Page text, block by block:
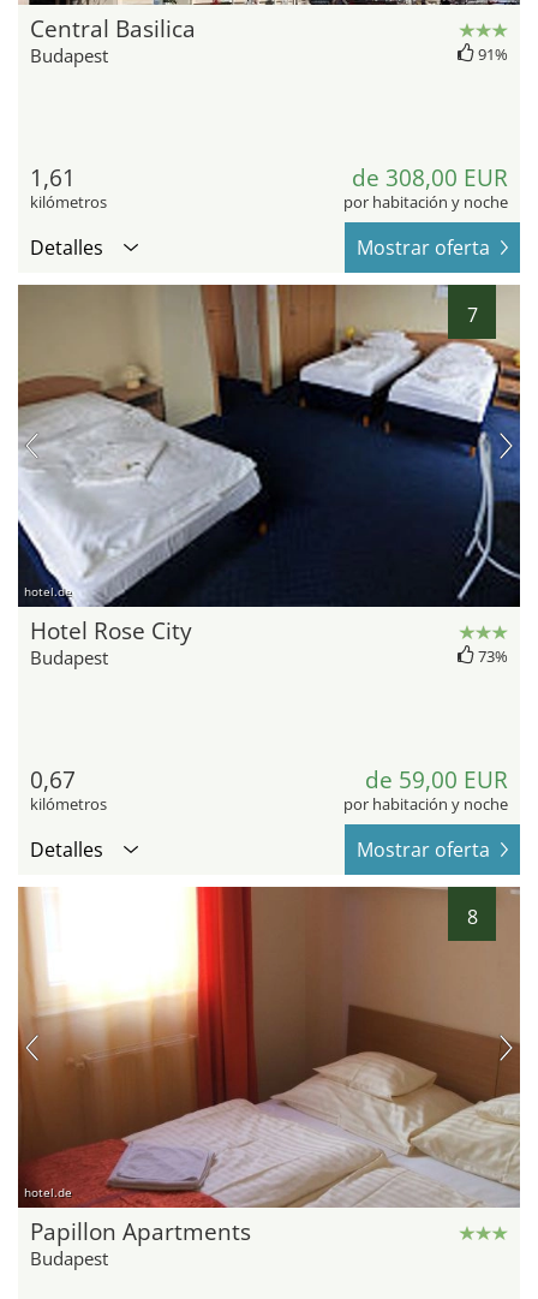
Central Basilica
Budapest 91%
1,61
kilómetros
de 308,00 EUR
por habitación y noche
Detalles Mostrar oferta
7
hotel.de
Hotel Rose City
Budapest 73%
0,67
kilómetros
de 59,00 EUR
por habitación y noche
Detalles Mostrar oferta
8
hotel.de
Papillon Apartments
Budapest